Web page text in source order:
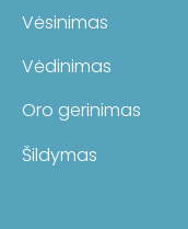
Vėsinimas
Vėdinimas
Oro gerinimas
Šildymas